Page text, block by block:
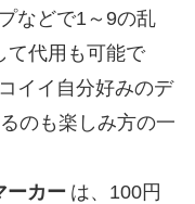
などで1～9の乱
て代用も可能で
イイ自分好みのデ
のも楽しみ方の一
ーカー は、100円